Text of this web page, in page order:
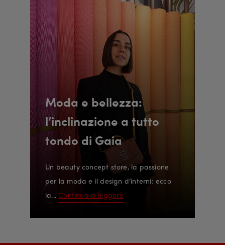
Moda e bellezza:
l’inclinazione a tutto
tondo di Gaia
Un beauty concept store, la passione
per la moda e il design d’interni: ecco
la...Continua a leggere